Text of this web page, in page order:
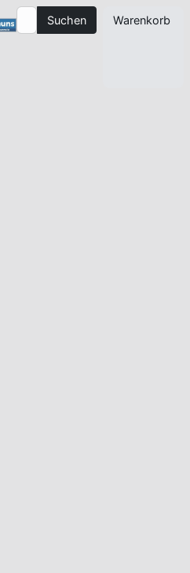
Suchen Warenkorb